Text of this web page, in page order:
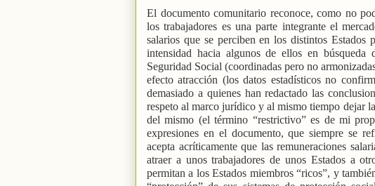
El documento comunitario reconoce, como no
los trabajadores es una parte integrante el
salarios que se perciben en los distintos Estados
intensidad hacia algunos de ellos en
Seguridad Social (coordinadas pero no
efecto atracción (los datos estadísticos no
demasiado a quienes han redactado las
respeto al marco jurídico y al mismo tiempo dejar
del mismo (el término “restrictivo” es de mi
expresiones en el documento, que siempre se
acepta acríticamente que las remuneraciones
atraer a unos trabajadores de unos Estados a
permitan a los Estados miembros “ricos”, y